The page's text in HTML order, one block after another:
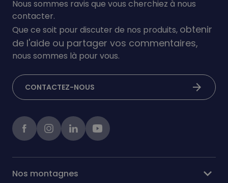
Nous sommes ravis que vous cherchiez à nous
contacter.
Que ce soit pour discuter de nos produits, obtenir
de l'aide ou partager vos commentaires,
nous sommes là pour vous.
CONTACTEZ-NOUS arrow_forward
FacebookinstagramlinkedInYoutube
Nos montagnes expand_more